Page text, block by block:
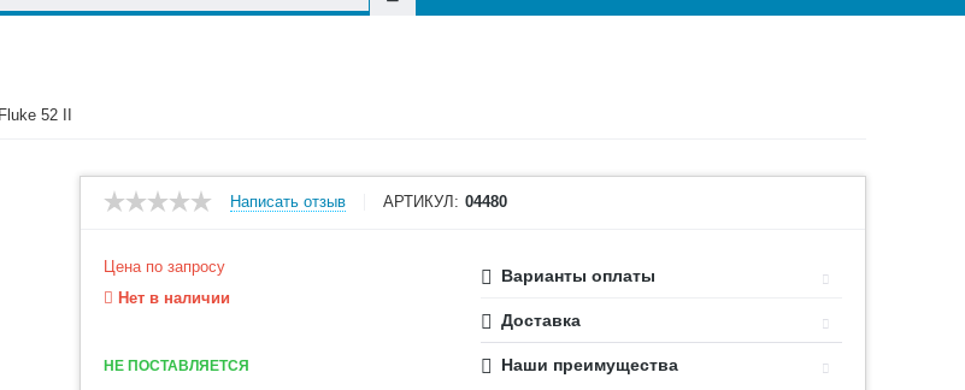
52 II
Написать отзыв АРТИКУЛ: 04480
Цена по запросу
Нет в наличии
НЕ ПОСТАВЛЯЕТСЯ
Варианты оплаты
Доставка
Наши преимущества